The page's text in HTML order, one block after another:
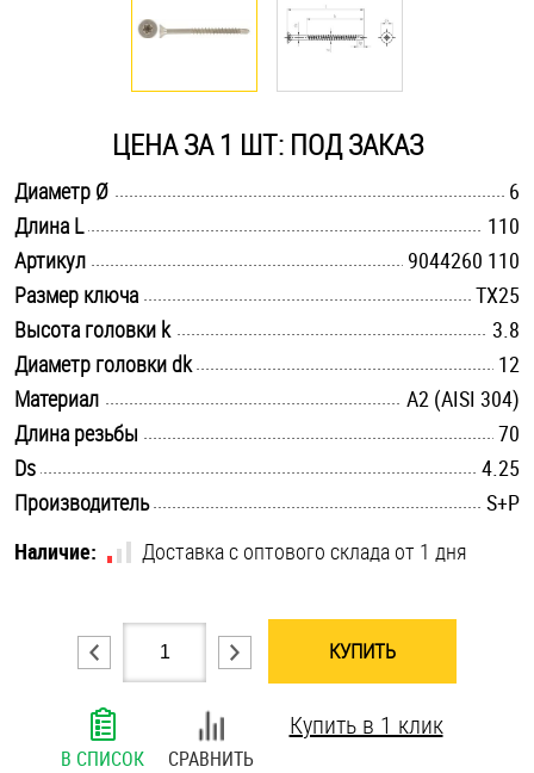
Саморезы и шурупы
Такелаж
Хомуты
Шайбы
Шпильки
Шплинты
Штифты и пальцы
ЦЕНА ЗА 1 ШТ: ПОД ЗАКАЗ
Диаметр Ø
6
Длина L
110
Артикул
9044260 110
Размер ключа
TX25
Высота головки k
3.8
Диаметр головки dk
12
Материал
А2 (AISI 304)
Длина резьбы
70
Ds
4.25
Производитель
S+P
Наличие:
Доставка с оптового склада от 1 дня
КУПИТЬ
В СПИСОК СРАВНИТЬ
Купить в 1 клик